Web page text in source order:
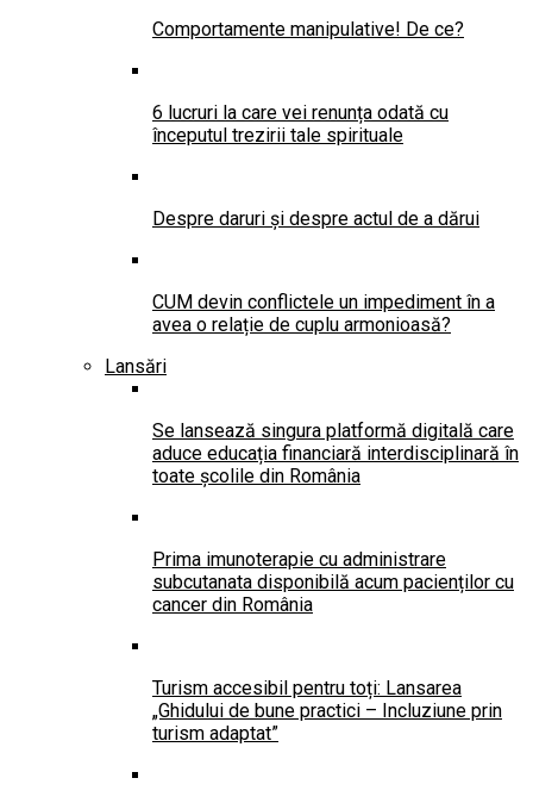
Comportamente manipulative! De ce?
6 lucruri la care vei renunța odată cu
începutul trezirii tale spirituale
Despre daruri și despre actul de a dărui
CUM devin conflictele un impediment în a
avea o relație de cuplu armonioasă?
Lansări
Se lansează singura platformă digitală care
aduce educația financiară interdisciplinară în
toate școlile din România
Prima imunoterapie cu administrare
subcutanata disponibilă acum pacienților cu
cancer din România
Turism accesibil pentru toți: Lansarea
„Ghidului de bune practici – Incluziune prin
turism adaptat”